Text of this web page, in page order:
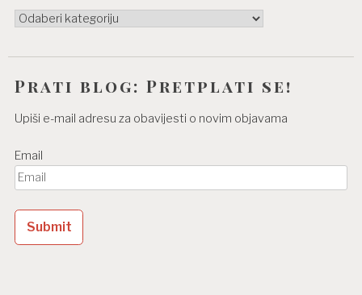
Kategorije
Prati blog: Pretplati se!
Upiši e-mail adresu za obavijesti o novim objavama
Email